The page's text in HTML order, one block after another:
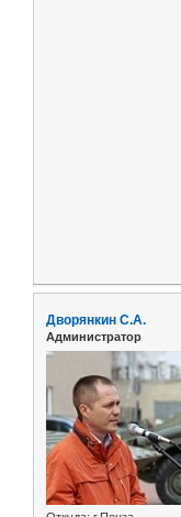
Дворянкин С.А.
Администратор